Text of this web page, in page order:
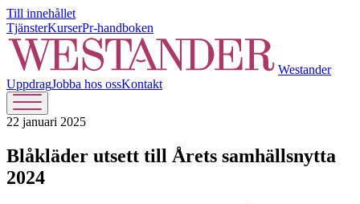
Till innehållet
TjänsterKurserPr-handboken
Westander
UppdragJobba hos ossKontakt
22 januari 2025
Blåkläder utsett till Årets samhällsnytta
2024